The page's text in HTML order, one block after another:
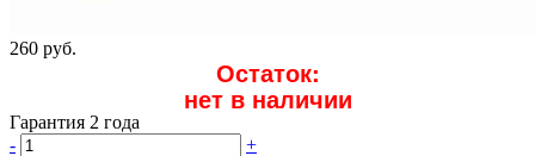
260 руб.
Остаток:
нет в наличии
Гарантия 2 года
-
+